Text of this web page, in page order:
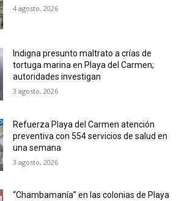
4 agosto, 2026
Indigna presunto maltrato a crías de
tortuga marina en Playa del Carmen;
autoridades investigan
3 agosto, 2026
Refuerza Playa del Carmen atención
preventiva con 554 servicios de salud en
una semana
3 agosto, 2026
“Chambamanía” en las colonias de Playa